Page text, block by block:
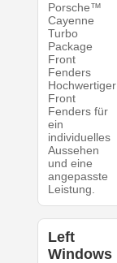
Porsche™
Cayenne
Turbo
Package
Front
Fenders
Hochwertiger
Front
Fenders für
ein
individuelles
Aussehen
und eine
angepasste
Leistung.
Left
Windows